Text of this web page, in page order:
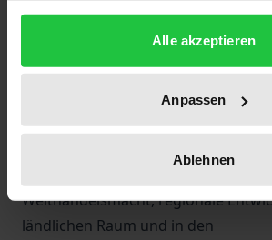
gesammelt haben.
Alle akzeptieren
Anpassen
Ablehnen
Bildern und Wahrnehmungen von
Geschichte und Gegenwart. Sie
die "Macht der Bilder" (Images)
westlichen (deutschen, europäischen,
nordamerikanischen) als auch der
Welthandelsmacht, regionale
ländlichen Raum und in den